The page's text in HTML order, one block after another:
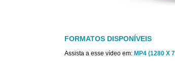
FORMATOS DISPONÍVEIS
Assista a esse vídeo em: MP4 (1280 X